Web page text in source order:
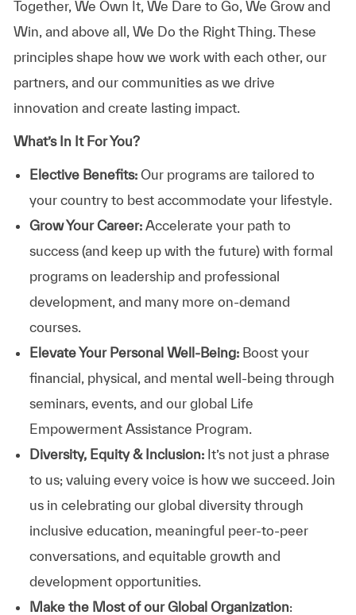
Together, We Own It, We Dare to Go, We Grow and
Win, and above all, We Do the Right Thing. These
principles shape how we work with each other, our
partners, and our communities as we drive
innovation and create lasting impact.
What’s In It For You?
Elective Benefits:Our programs are tailored to
your country to best accommodate your lifestyle.
Grow Your Career: Accelerate your path to
success (and keep up with the future) with formal
programs on leadership and professional
development, and many more on-demand
courses.
Elevate Your Personal Well-Being:Boost your
financial, physical, and mental well-being through
seminars, events, and our global Life
Empowerment Assistance Program.
Diversity, Equity & Inclusion: It’s not just a phrase
to us; valuing every voice is how we succeed. Join
us in celebrating our global diversity through
inclusive education, meaningful peer-to-peer
conversations, and equitable growth and
development opportunities.
Make the Most of our Global Organization: